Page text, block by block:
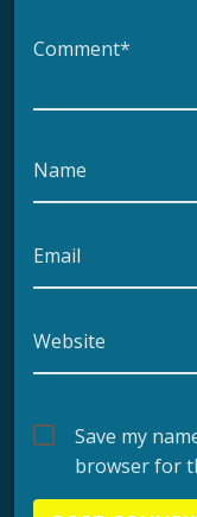
Comment*
Name
Email
Website
Save my
browser for